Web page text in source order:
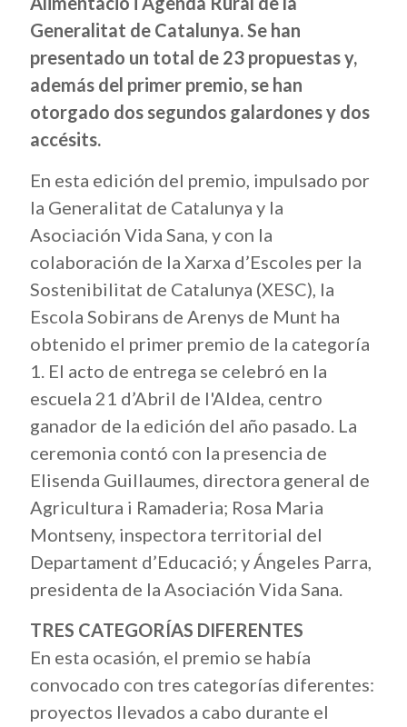
Generalitat de Catalunya. Se han
presentado un total de 23 propuestas y,
además del primer premio, se han
otorgado dos segundos galardones y dos
accésits.
En esta edición del premio, impulsado por
la Generalitat de Catalunya y la
Asociación Vida Sana, y con la
colaboración de la Xarxa d’Escoles per la
Sostenibilitat de Catalunya (XESC), la
Escola Sobirans de Arenys de Munt ha
obtenido el primer premio de la categoría
1. El acto de entrega se celebró en la
escuela 21 d’Abril de l'Aldea, centro
ganador de la edición del año pasado. La
ceremonia contó con la presencia de
Elisenda Guillaumes, directora general de
Agricultura i Ramaderia; Rosa Maria
Montseny, inspectora territorial del
Departament d’Educació; y Ángeles Parra,
presidenta de la Asociación Vida Sana.
TRES CATEGORÍAS DIFERENTES
En esta ocasión, el premio se había
convocado con tres categorías diferentes:
proyectos llevados a cabo durante el